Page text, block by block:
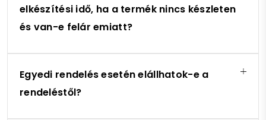
elkészítési idő, ha a termék nincs készleten
és van-e felár emiatt?
Egyedi rendelés esetén elállhatok-e a
rendeléstől?